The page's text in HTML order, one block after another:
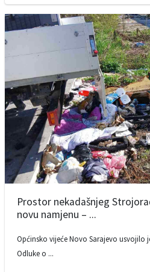
Prostor nekadašnjeg
novu namjenu – ...
Općinsko vijeće Novo Sarajevo usvojilo
Odluke o ...